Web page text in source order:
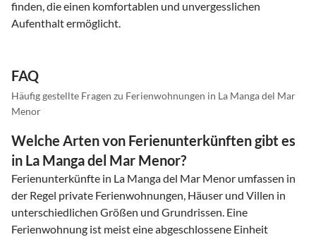
finden, die einen komfortablen und unvergesslichen
Aufenthalt ermöglicht.
FAQ
Häufig gestellte Fragen zu Ferienwohnungen in La Manga del Mar
Menor
Welche Arten von Ferienunterkünften gibt es
in La Manga del Mar Menor?
Ferienunterkünfte in La Manga del Mar Menor umfassen in
der Regel private Ferienwohnungen, Häuser und Villen in
unterschiedlichen Größen und Grundrissen. Eine
Ferienwohnung ist meist eine abgeschlossene Einheit